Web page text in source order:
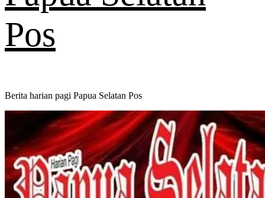
Pos
Berita harian pagi Papua Selatan Pos
Primary